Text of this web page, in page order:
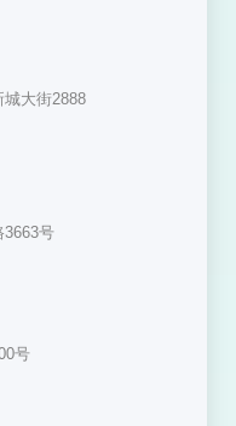
大街2888
3663号
号